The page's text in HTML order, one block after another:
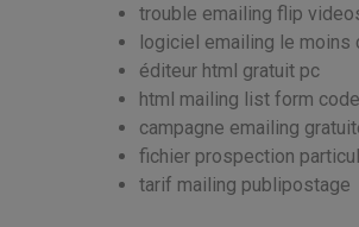
trouble emailing flip
logiciel emailing le moins
éditeur html gratuit pc
html mailing list form code
campagne emailing
fichier prospection
tarif mailing publipostage